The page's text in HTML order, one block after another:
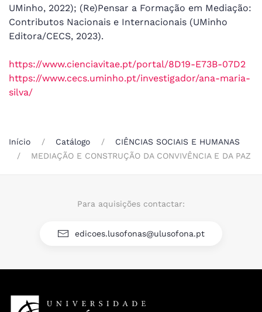
UMinho, 2022); (Re)Pensar a Formação em Mediação:
Contributos Nacionais e Internacionais (UMinho
Editora/CECS, 2023).
https://www.cienciavitae.pt/portal/8D19-E73B-07D2
https://www.cecs.uminho.pt/investigador/ana-maria-
silva/
Início Catálogo
CIÊNCIAS SOCIAIS E HUMANAS
MEDIAÇÃO E CONSTRUÇÃO DA CONVIVÊNCIA E DA PAZ
Para aquisições contactar:
edicoes.lusofonas@ulusofona.pt